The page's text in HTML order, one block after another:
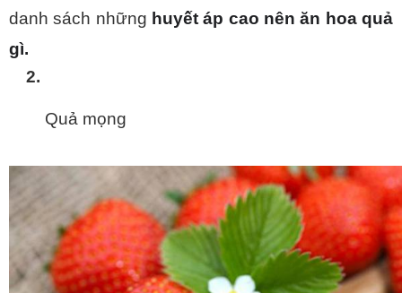
danh sách những huyết áp cao nên ăn hoa quả
gì.
Quả mọng